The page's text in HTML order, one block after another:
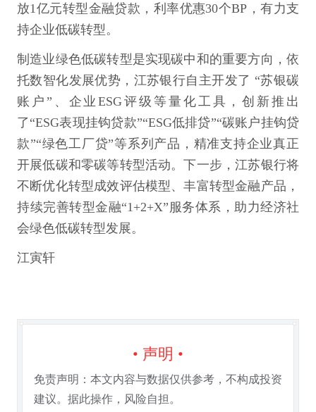
放1亿元转型金融贷款，利率优惠30个BP，有力支
持企业低碳转型。
制造业绿色低碳转型是实现碳中和的重要方向，依
托数智化发展优势，江苏银行自主开发了 “苏银碳
账户”、企业ESG评级等量化工具，创新推出
了“ESG表现挂钩贷款”“ESG低排贷”“碳账户挂钩贷
款”“绿色工厂贷”等系列产品，精准支持企业真正
开展低碳和零碳等转型活动。下一步，江苏银行将
不断优化转型成效评估模型、丰富转型金融产品，
持续完善转型金融“1+2+X”服务体系，助力经济社
会绿色低碳转型发展。
江寅轩
• 声明 •
免责声明：本文内容与数据仅供参考，不构成投资
建议。据此操作，风险自担。